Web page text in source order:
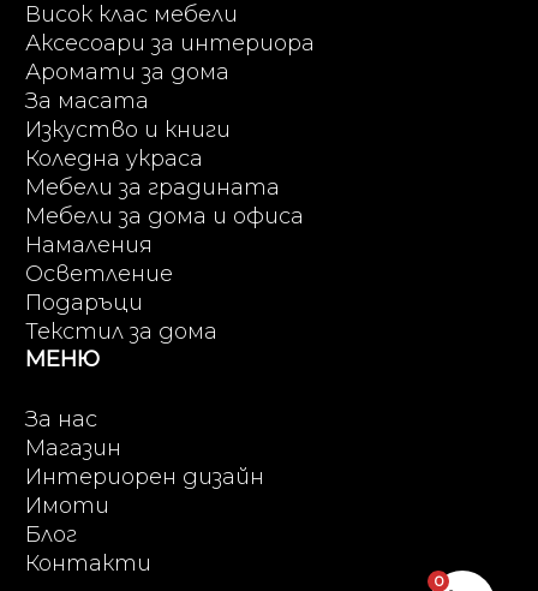
Висок клас мебели
Аксесоари за интериора
Аромати за дома
За масата
Изкуство и книги
Коледна украса
Мебели за градината
Мебели за дома и офиса
Намаления
Осветление
Подаръци
Текстил за дома
МЕНЮ
За нас
Магазин
Интериорен дизайн
Имоти
Блог
Контакти
0